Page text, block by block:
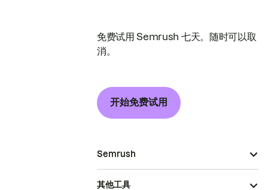
免费试用 Semrush 七天。随时可以取
消。
开始免费试用
Semrush
其他工具